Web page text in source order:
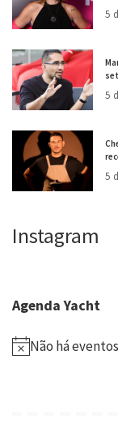
5
5
5
Instagram
Agenda Yacht
Não há